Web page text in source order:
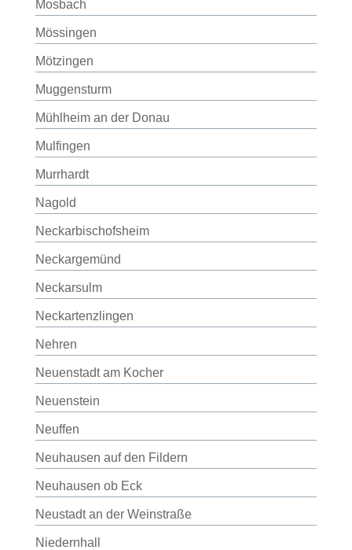
Mosbach
Mössingen
Mötzingen
Muggensturm
Mühlheim an der Donau
Mulfingen
Murrhardt
Nagold
Neckarbischofsheim
Neckargemünd
Neckarsulm
Neckartenzlingen
Nehren
Neuenstadt am Kocher
Neuenstein
Neuffen
Neuhausen auf den Fildern
Neuhausen ob Eck
Neustadt an der Weinstraße
Niedernhall